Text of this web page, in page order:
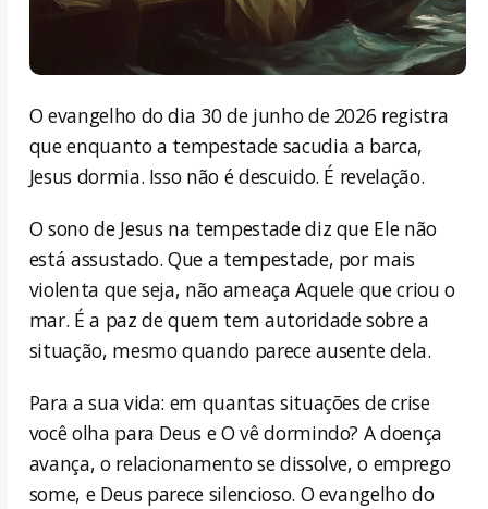
O evangelho do dia 30 de junho de 2026 registra
que enquanto a tempestade sacudia a barca,
Jesus dormia. Isso não é descuido. É revelação.
O sono de Jesus na tempestade diz que Ele não
está assustado. Que a tempestade, por mais
violenta que seja, não ameaça Aquele que criou o
mar. É a paz de quem tem autoridade sobre a
situação, mesmo quando parece ausente dela.
Para a sua vida: em quantas situações de crise
você olha para Deus e O vê dormindo? A doença
avança, o relacionamento se dissolve, o emprego
some, e Deus parece silencioso. O evangelho do